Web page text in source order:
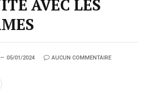
AVEC LES
05/01/2024 AUCUN COMMENTAIRE